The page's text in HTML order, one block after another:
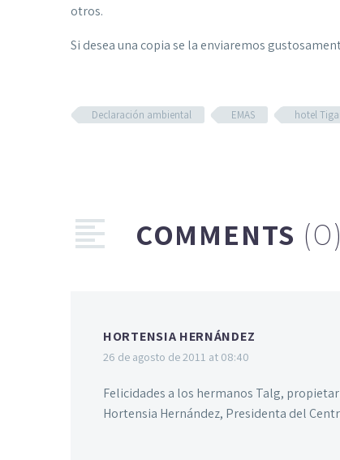
otros.
Si desea una copia se la enviaremos
Declaración ambiental EMAS hotel
COMMENTS (0)
HORTENSIA HERNÁNDEZ
26 de agosto de 2011 at 08:40
Felicidades a los hermanos Talg,
Hortensia Hernández, Presidenta del